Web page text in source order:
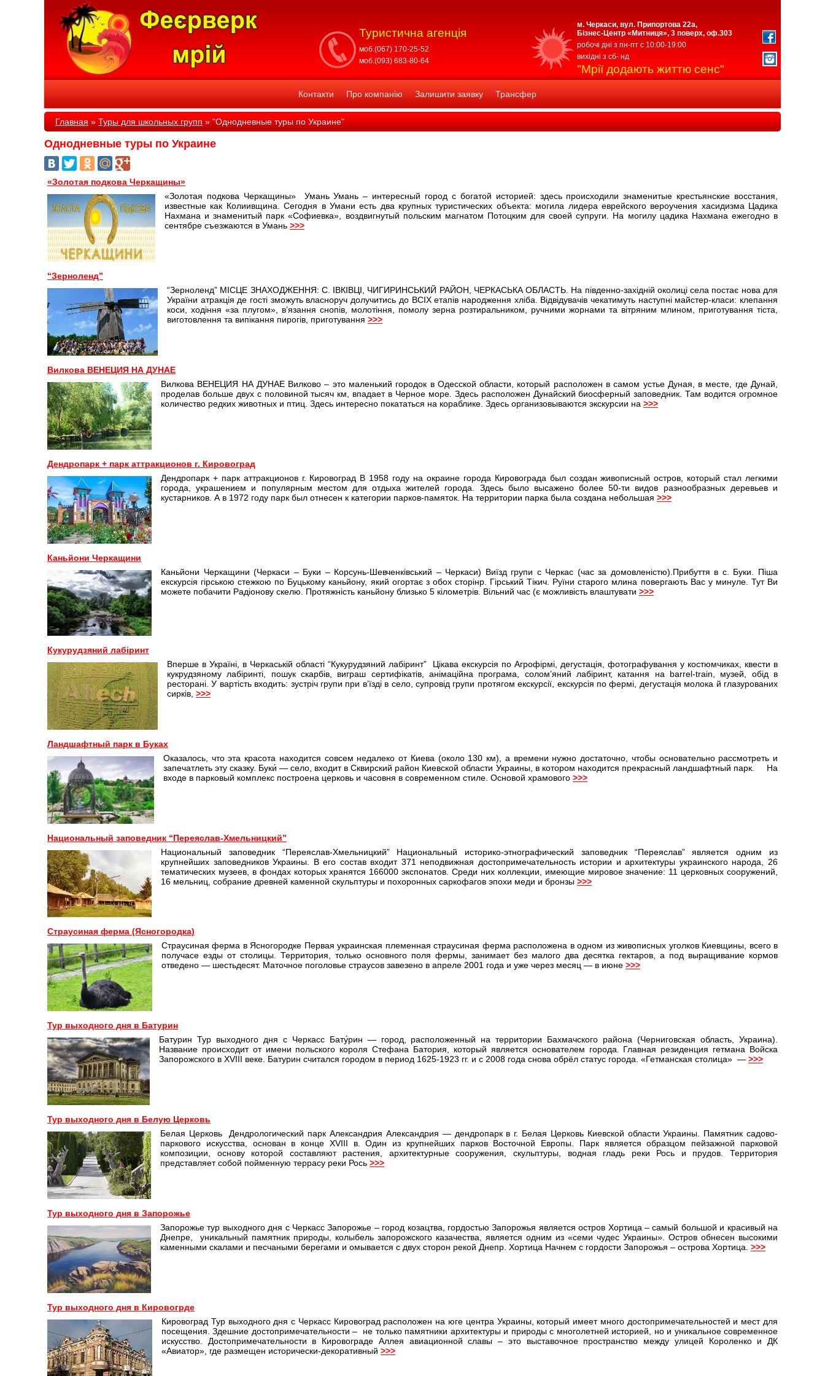
Туристична агенція
моб.(067) 170-25-52
моб.(093) 683-80-64
м. Черкаси, вул. Припортова 22а,
Бізнес-Центр «Митниця», 3 поверх, оф.303
робочі дні з пн-пт с 10:00-19:00
вихідні з сб- нд
"Мрії додають життю сенс"
Контакти Про компанію Залишити заявку Трансфер
Главная»Туры для школьных групп»"Однодневные туры по Украине"
Однодневные туры по Украине
«Золотая подкова Черкащины»
«Золотая подкова Черкащины» Умань Умань – интересный город с богатой историей: здесь происходили знаменитые крестьянские восстания,
известные как Колиивщина. Сегодня в Умани есть два крупных туристических объекта: могила лидера еврейского вероучения хасидизма Цадика
Нахмана и знаменитый парк «Софиевка», воздвигнутый польским магнатом Потоцким для своей супруги. На могилу цадика Нахмана ежегодно в
сентябре съезжаются в Умань >>>
“Зерноленд”
“Зерноленд” МІСЦЕ ЗНАХОДЖЕННЯ: С. ІВКІВЦІ, ЧИГИРИНСЬКИЙ РАЙОН, ЧЕРКАСЬКА ОБЛАСТЬ. На південно-західній околиці села постає нова для
України атракція де гості зможуть власноруч долучитись до ВСІХ етапів народження хліба. Відвідувачів чекатимуть наступні майстер-класи: клепання
коси, ходіння «за плугом», в’язання снопів, молотіння, помолу зерна розтиральником, ручними жорнами та вітряним млином, приготування тіста,
виготовлення та випікання пирогів, приготування >>>
Вилкова ВЕНЕЦИЯ НА ДУНАЕ
Вилкова ВЕНЕЦИЯ НА ДУНАЕ Вилково – это маленький городок в Одесской области, который расположен в самом устье Дуная, в месте, где Дунай,
проделав больше двух с половиной тысяч км, впадает в Черное море. Здесь расположен Дунайский биосферный заповедник. Там водится огромное
количество редких животных и птиц. Здесь интересно покататься на кораблике. Здесь организовываются экскурсии на >>>
Дендропарк + парк аттракционов г. Кировоград
Дендропарк + парк аттракционов г. Кировоград В 1958 году на окраине города Кировограда был создан живописный остров, который стал легкими
города, украшением и популярным местом для отдыха жителей города. Здесь было высажено более 50-ти видов разнообразных деревьев и
кустарников. А в 1972 году парк был отнесен к категории парков-памяток. На территории парка была создана небольшая >>>
Каньйони Черкащини
Каньйони Черкащини (Черкаси – Буки – Корсунь-Шевченківський – Черкаси) Виїзд групи с Черкас (час за домовленістю).Прибуття в с. Буки. Піша
екскурсія гірською стежкою по Буцькому каньйону, який огортає з обох сторінр. Гірський Тікич. Руїни старого млина повергають Вас у минуле. Тут Ви
можете побачити Радіонову скелю. Протяжність каньйону близько 5 кілометрів. Вільний час (є можливість влаштувати >>>
Кукурудзяний лабіринт
Вперше в Україні, в Черкаській області “Кукурудзяний лабіринт” Цікава екскурсія по Агрофірмі, дегустація, фотографування у костюмчиках, квести в
кукрудзяному лабіринті, пошук скарбів, виграш сертифікатів, анімаційна програма, солом’яний лабіринт, катання на barrel-train, музей, обід в
ресторані. У вартість входить: зустріч групи при в’їзді в село, супровід групи протягом екскурсії, екскурсія по фермі, дегустація молока й глазурованих
сирків, >>>
Ландшафтный парк в Буках
Оказалось, что эта красота находится совсем недалеко от Киева (около 130 км), а времени нужно достаточно, чтобы основательно рассмотреть и
запечатлеть эту сказку. Буки́ — село, входит в Сквирский район Киевской области Украины, в котором находится прекрасный ландшафтный парк. На
входе в парковый комплекс построена церковь и часовня в современном стиле. Основой храмового >>>
Национальный заповедник “Переяслав-Хмельницкий”
Национальный заповедник “Переяслав-Хмельницкий” Национальный историко-этнографический заповедник “Переяслав” является одним из
крупнейших заповедников Украины. В его состав входит 371 неподвижная достопримечательность истории и архитектуры украинского народа, 26
тематических музеев, в фондах которых хранятся 166000 экспонатов. Среди них коллекции, имеющие мировое значение: 11 церковных сооружений,
16 мельниц, собрание древней каменной скульптуры и похоронных саркофагов эпохи меди и бронзы >>>
Страусиная ферма (Ясногородка)
Страусиная ферма в Ясногородке Первая украинская племенная страусиная ферма расположена в одном из живописных уголков Киевщины, всего в
получасе езды от столицы. Территория, только основного поля фермы, занимает без малого два десятка гектаров, а под выращивание кормов
отведено — шестьдесят. Маточное поголовье страусов завезено в апреле 2001 года и уже через месяц — в июне >>>
Тур выходного дня в Батурин
Батурин Тур выходного дня с Черкасс Бату́рин — город, расположенный на территории Бахмачского района (Черниговская область, Украина).
Название происходит от имени польского короля Стефана Батория, который является основателем города. Главная резиденция гетмана Войска
Запорожского в XVIII веке. Батурин считался городом в период 1625-1923 гг. и с 2008 года снова обрёл статус города. «Гетманская столица» — >>>
Тур выходного дня в Белую Церковь
Белая Церковь Дендрологический парк Александрия Александрия — дендропарк в г. Белая Церковь Киевской области Украины. Памятник садово-
паркового искусства, основан в конце XVIII в. Один из крупнейших парков Восточной Европы. Парк является образцом пейзажной парковой
композиции, основу которой составляют растения, архитектурные сооружения, скульптуры, водная гладь реки Рось и прудов. Территория
представляет собой пойменную террасу реки Рось >>>
Тур выходного дня в Запорожье
Запорожье тур выходного дня с Черкасс Запорожье – город козацтва, гордостью Запорожья является остров Хортица – самый большой и красивый на
Днепре, уникальный памятник природы, колыбель запорожского казачества, является одним из «семи чудес Украины». Остров обнесен высокими
каменными скалами и песчаными берегами и омывается с двух сторон рекой Днепр. Хортица Начнем с гордости Запорожья – острова Хортица. >>>
Тур выходного дня в Кировогрде
Кировоград Тур выходного дня с Черкасс Кировоград расположен на юге центра Украины, который имеет много достопримечательностей и мест для
посещения. Здешние достопримечательности – не только памятники архитектуры и природы с многолетней историей, но и уникальное современное
искусство. Достопримечательности в Кировограде Аллея авиационной славы – это выставочное пространство между улицей Короленко и ДК
«Авиатор», где размещен исторически-декоративный >>>